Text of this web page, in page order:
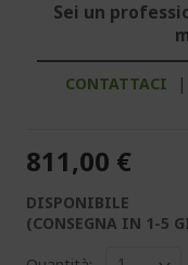
Sei un
CONTATTACI |
811,00 €
DISPONIBILE
(CONSEGNA IN 1-5